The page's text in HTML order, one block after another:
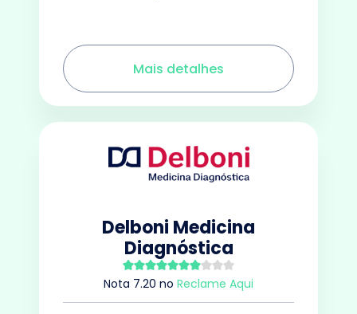
Mais detalhes
Delboni Medicina
Diagnóstica
Nota 7.20 no Reclame Aqui